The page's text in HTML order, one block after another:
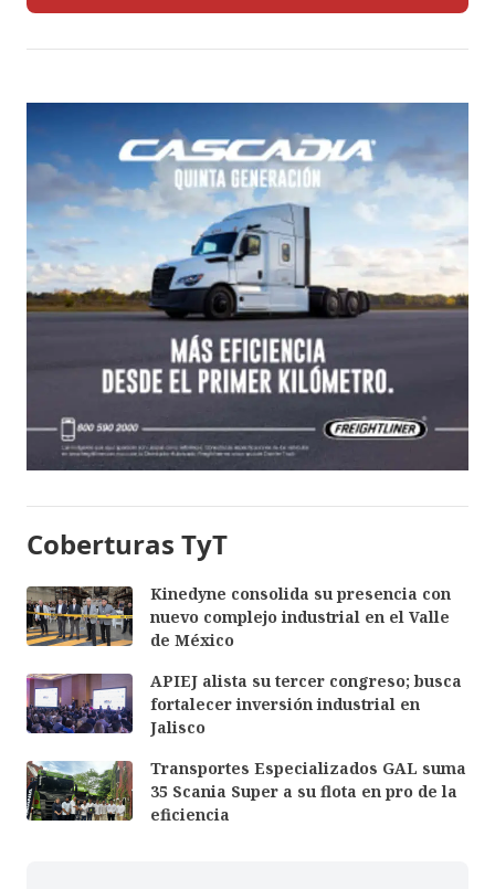
Coberturas TyT
Kinedyne consolida su presencia con
nuevo complejo industrial en el Valle
de México
APIEJ alista su tercer congreso; busca
fortalecer inversión industrial en
Jalisco
Transportes Especializados GAL suma
35 Scania Super a su flota en pro de la
eficiencia